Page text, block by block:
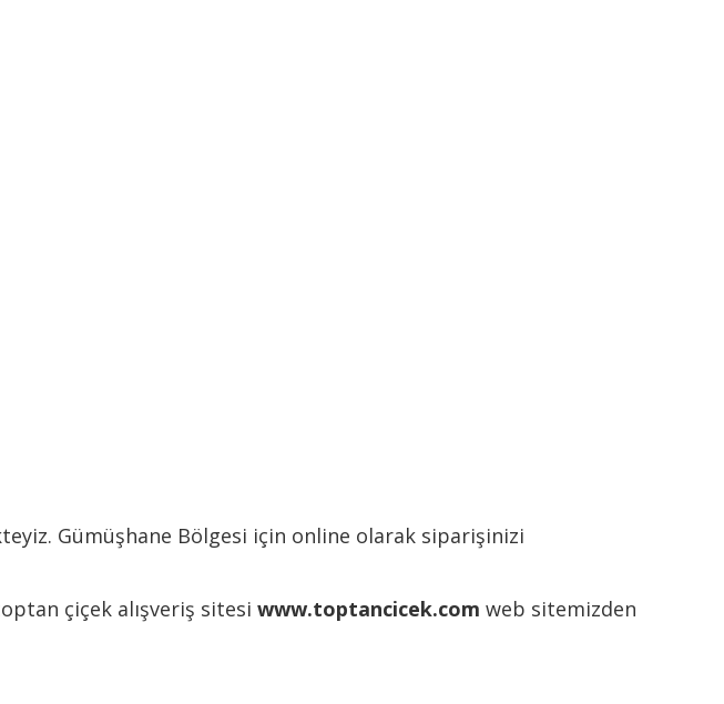
Gümüşhane Bölgesi için online olarak siparişinizi
çiçek alışveriş sitesi www.toptancicek.com web sitemizden